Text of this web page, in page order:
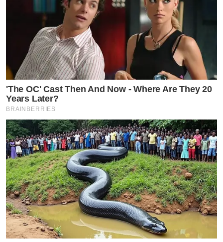
'The OC' Cast Then And Now - Where Are They 20
Years Later?
BRAINBERRIES